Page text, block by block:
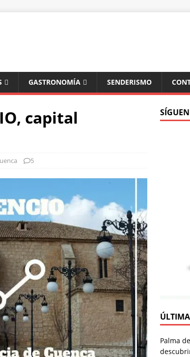
GASTRONOMÍA SENDERISMO
capital
5
Palma